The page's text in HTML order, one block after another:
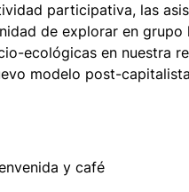
participativa, las
de explorar en grupo
ecológicas en nuestra
modelo post-
y café